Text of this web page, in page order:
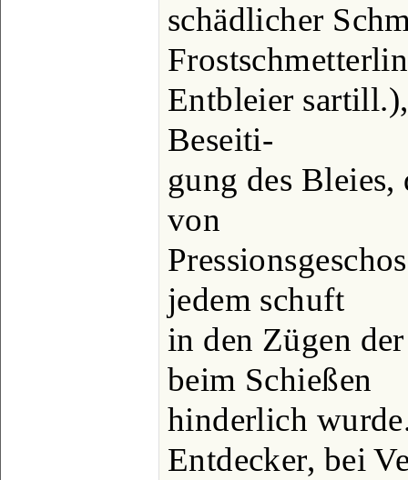
schädlicher
Entbleier
Beseiti-
gung des
von
jedem schuft
in den Zügen
beim Schießen
hinderlich
Entdecker, bei